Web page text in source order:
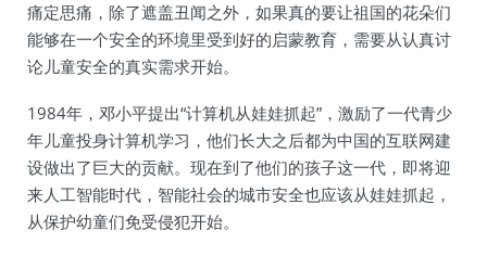
痛定思痛，除了遮盖丑闻之外，如果真的要让祖国的花朵们
能够在一个安全的环境里受到好的启蒙教育，需要从认真讨
论儿童安全的真实需求开始。
1984年，邓小平提出“计算机从娃娃抓起”，激励了一代青少
年儿童投身计算机学习，他们长大之后都为中国的互联网建
设做出了巨大的贡献。现在到了他们的孩子这一代，即将迎
来人工智能时代，智能社会的城市安全也应该从娃娃抓起，
从保护幼童们免受侵犯开始。